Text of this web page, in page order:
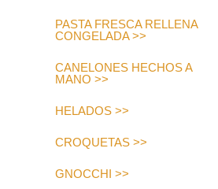
PASTA FRESCA RELLENA
CONGELADA >>
CANELONES HECHOS A
MANO >>
HELADOS >>
CROQUETAS >>
GNOCCHI >>